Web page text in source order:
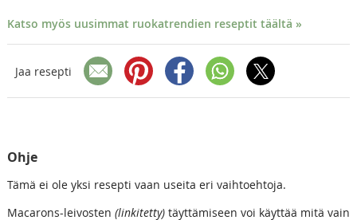
Katso myös uusimmat ruokatrendien reseptit täältä »
Jaa resepti
Ohje
Tämä ei ole yksi resepti vaan useita eri vaihtoehtoja.
Macarons-leivosten (linkitetty)täyttämiseen voi käyttää mitä vain